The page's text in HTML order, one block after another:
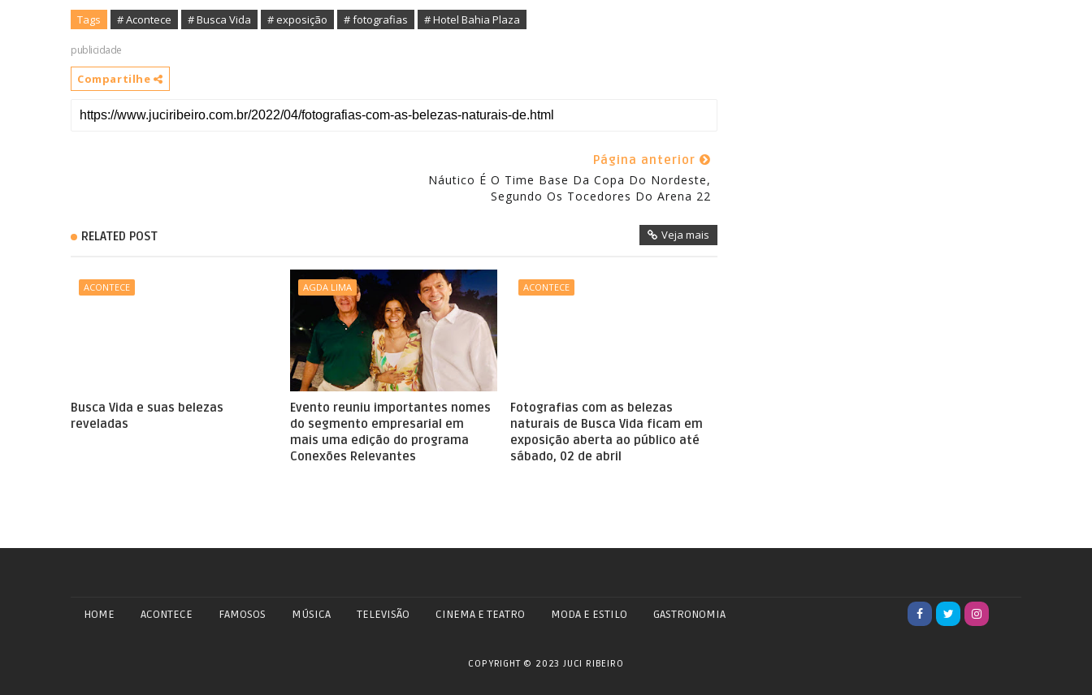
Tags # Acontece # Busca Vida # exposição # fotografias # Hotel Bahia Plaza
publicidade
Compartilhe
Página anterior
Náutico É O Time Base Da Copa Do Nordeste,
Segundo Os Tocedores Do Arena 22
RELATED POST Veja mais
ACONTECE
Busca Vida e suas belezas
reveladas
AGDA LIMA
Evento reuniu importantes nomes
do segmento empresarial em
mais uma edição do programa
Conexões Relevantes
ACONTECE
Fotografias com as belezas
naturais de Busca Vida ficam em
exposição aberta ao público até
sábado, 02 de abril
HOME ACONTECE FAMOSOS MÚSICA TELEVISÃO CINEMA E TEATRO MODA E ESTILO GASTRONOMIA
COPYRIGHT © 2023 JUCI RIBEIRO